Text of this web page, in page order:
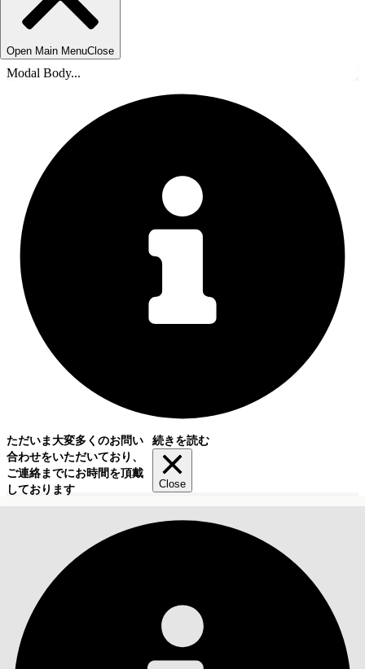
Open Main MenuClose
Modal Body...
ただいま大変多くのお問い
合わせをいただいており、
ご連絡までにお時間を頂戴
しております
続きを読む
Close
目次